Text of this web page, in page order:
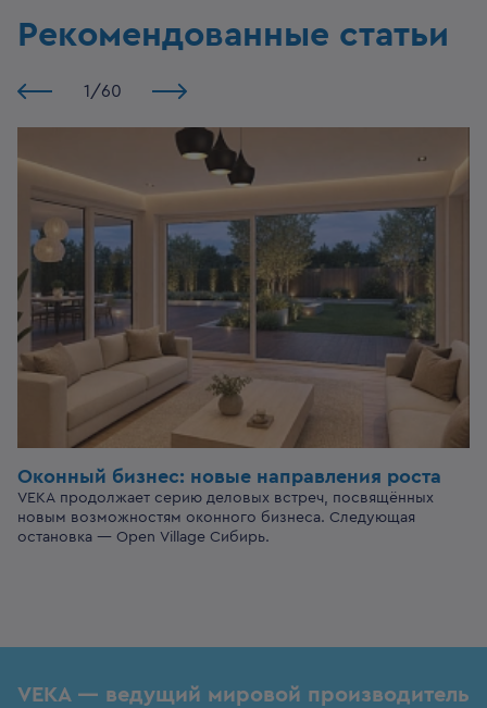
Рекомендованные статьи
1 /60
Оконный бизнес: новые направления роста
VEKA продолжает серию деловых встреч, посвящённых
новым возможностям оконного бизнеса. Следующая
остановка — Open Village Сибирь.
VEKA — ведущий мировой производитель